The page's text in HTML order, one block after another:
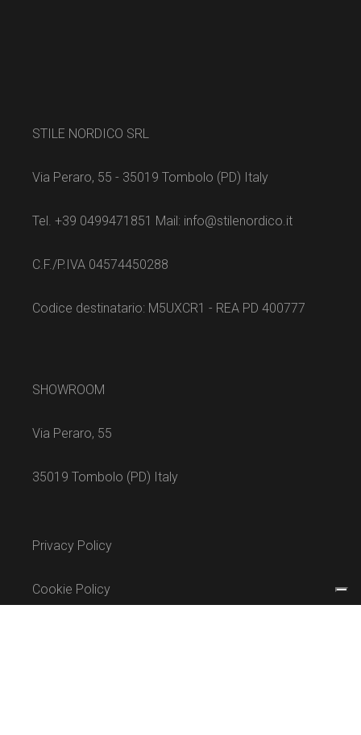
STILE NORDICO SRL
Via Peraro, 55 - 35019 Tombolo (PD) Italy
Tel. +39 0499471851 Mail: info@stilenordico.it
C.F./P.IVA 04574450288
Codice destinatario: M5UXCR1 - REA PD 400777
SHOWROOM
Via Peraro, 55
35019 Tombolo (PD) Italy
Privacy Policy
Cookie Policy